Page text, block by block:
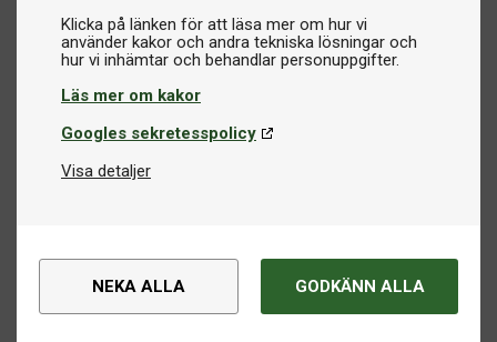
Klicka på länken för att läsa mer om hur vi
använder kakor och andra tekniska lösningar och
Läs mer om kakor
Googles sekretesspolicy
Visa detaljer
NEKA ALLA GODKÄNN ALLA